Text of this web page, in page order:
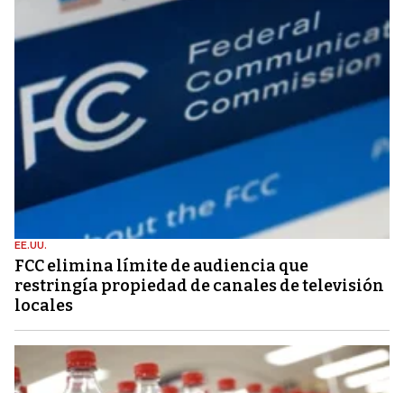
EE.UU.
FCC elimina límite de audiencia que
restringía propiedad de canales de televisión
locales